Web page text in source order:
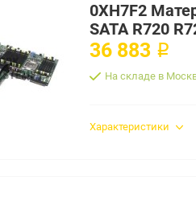
0XH7F2
SATA R720
36 883 ₽
На складе в
Характеристики